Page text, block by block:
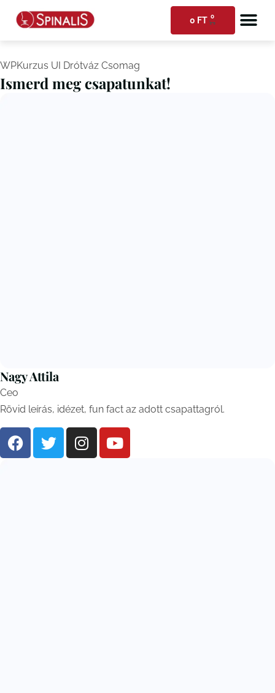
0 FT 0
WPKurzus UI Drótváz Csomag
Ismerd meg csapatunkat!
Nagy Attila
Ceo
Rövid leírás, idézet, fun fact az adott csapattagról.